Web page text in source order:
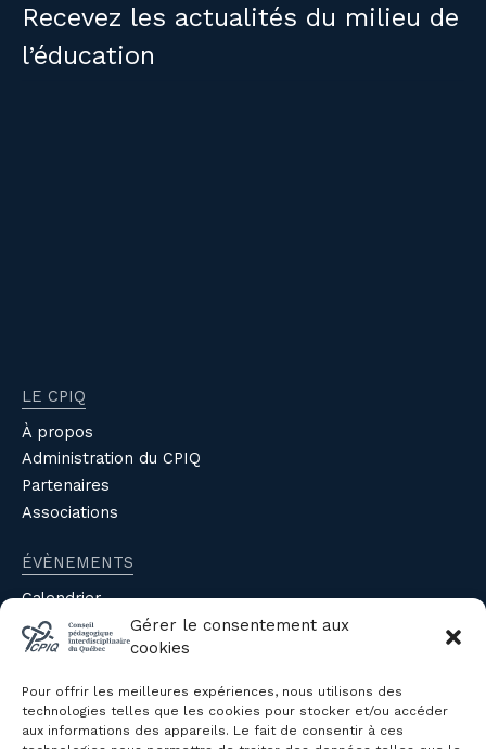
Gérer le consentement aux
cookies
Pour offrir les meilleures expériences, nous utilisons des
technologies telles que les cookies pour stocker et/ou accéder
aux informations des appareils. Le fait de consentir à ces
Recevez les actualités du milieu de
l’éducation
LE CPIQ
À propos
Administration du CPIQ
Partenaires
Associations
ÉVÈNEMENTS
Calendrier
Évènements du CPIQ
Revue
Avis et mémoires